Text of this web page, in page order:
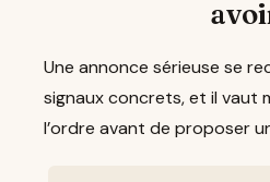
Une annonce sérieuse se
signaux concrets, et il vaut
l’ordre avant de proposer